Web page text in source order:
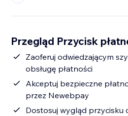
Przegląd Przycisk
Zaoferuj odwiedzającym
obsługę płatności
Akceptuj bezpieczne
przez Newebpay
Dostosuj wygląd przycisku